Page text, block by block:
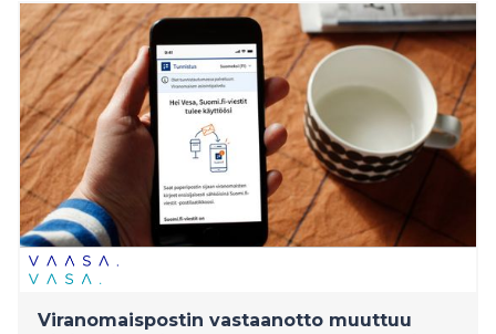
digipalvelujen käyttäjät on ohjattu ottamaan Suomi.fi-
viestit käyttöön, kun he tunnistautuvat jonkin
viranomaisen sähköiseen asiointipalveluun.
Viranomaispostin vastaanotto muuttuu